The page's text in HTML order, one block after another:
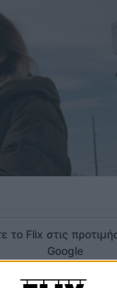
το Flix στις
Google